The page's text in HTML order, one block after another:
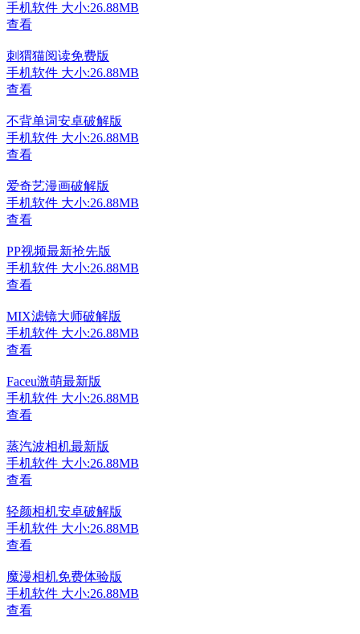
手机软件 大小:26.88MB
查看
刺猬猫阅读免费版
手机软件 大小:26.88MB
查看
不背单词安卓破解版
手机软件 大小:26.88MB
查看
爱奇艺漫画破解版
手机软件 大小:26.88MB
查看
PP视频最新抢先版
手机软件 大小:26.88MB
查看
MIX滤镜大师破解版
手机软件 大小:26.88MB
查看
Faceu激萌最新版
手机软件 大小:26.88MB
查看
蒸汽波相机最新版
手机软件 大小:26.88MB
查看
轻颜相机安卓破解版
手机软件 大小:26.88MB
查看
魔漫相机免费体验版
手机软件 大小:26.88MB
查看